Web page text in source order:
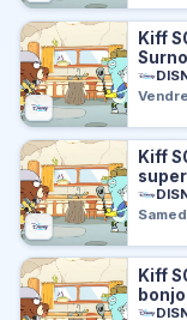
Kiff
Kiff
Kiff